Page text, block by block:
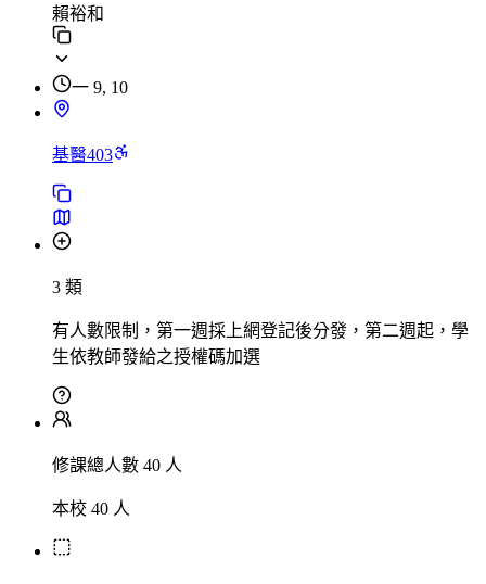
賴裕和
一 9, 10
基醫403
3 類
有人數限制，第一週採上網登記後分發，第二週起，學
生依教師發給之授權碼加選
修課總人數 40 人
本校 40 人